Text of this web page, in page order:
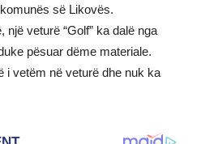
së Likovës.
veturë “Golf” ka dalë nga
pësuar dëme materiale.
i vetëm në veturë dhe nuk ka